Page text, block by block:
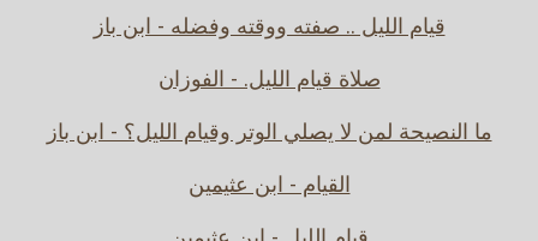
قيام الليل .. صفته ووقته وفضله - ابن باز
صلاة قيام الليل. - الفوزان
ما النصيحة لمن لا يصلي الوتر وقيام الليل؟ - ابن باز
القيام - ابن عثيمين